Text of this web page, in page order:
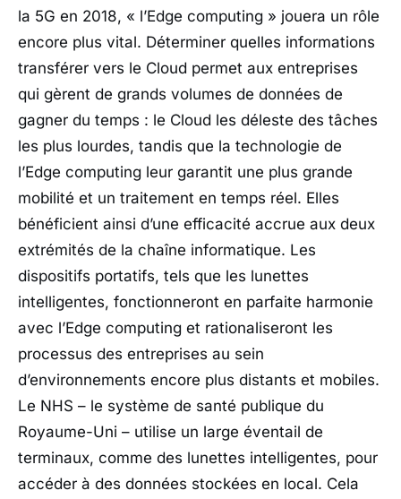
la 5G en 2018, « l’Edge computing » jouera un rôle
encore plus vital. Déterminer quelles informations
transférer vers le Cloud permet aux entreprises
qui gèrent de grands volumes de données de
gagner du temps : le Cloud les déleste des tâches
les plus lourdes, tandis que la technologie de
l’Edge computing leur garantit une plus grande
mobilité et un traitement en temps réel. Elles
bénéficient ainsi d’une efficacité accrue aux deux
extrémités de la chaîne informatique. Les
dispositifs portatifs, tels que les lunettes
intelligentes, fonctionneront en parfaite harmonie
avec l’Edge computing et rationaliseront les
processus des entreprises au sein
d’environnements encore plus distants et mobiles.
Le NHS – le système de santé publique du
Royaume-Uni – utilise un large éventail de
terminaux, comme des lunettes intelligentes, pour
accéder à des données stockées en local. Cela